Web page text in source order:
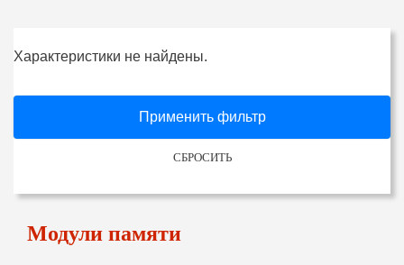
Характеристики не найдены.
Применить фильтр
СБРОСИТЬ
Модули памяти